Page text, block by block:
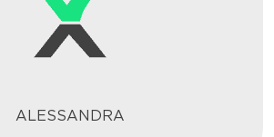
ALESSANDRA